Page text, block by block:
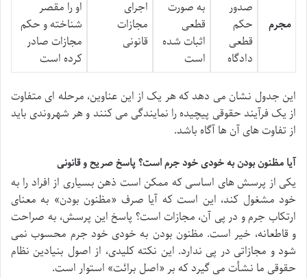
مجرم
صدور
حکم
قطعی
دادگاه
به صورت
قطعی
اثبات شده
است
اجرای
مجازات
قانونی
او را مقصر
شناخته و حکم
مجازات صادر
کرده است
این جدول نشان می دهد که هر یک از این عناوین، مرحله ای متفاوت
از یک فرآیند حقوقی پیچیده را نمایندگی می کنند و هر شهروندی باید
از تفاوت های آن ها آگاه باشد.
آیا مظنون بودن به خودی خود جرم است؟ پاسخ صریح و قانونی
یکی از پرسش های اساسی که ممکن است ذهن بسیاری از افراد را به
خود مشغول کند، این است که آیا صرف «مظنون بودن» به معنای
ارتکاب جرم و در پی آن، مجازات است؟ پاسخ این پرسش، به صراحت
و قاطعانه، خیر است. مظنون بودن به خودی خود جرم محسوب نمی
شود و مجازاتی در پی ندارد. این نکته کلیدی، از اصول بنیادین نظام
حقوقی ما نشأت می گیرد که بر «اصل برائت» استوار است.